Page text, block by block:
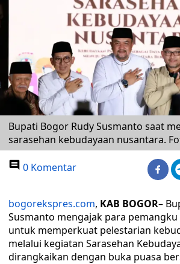
Bupati Bogor Rudy Susmanto saat
sarasehan kebudayaan nusantara.
0 Komentar
bogorekspres.com, KAB BOGOR–
Susmanto mengajak para
untuk memperkuat pelestarian
melalui kegiatan Sarasehan
dirangkaikan dengan buka puasa